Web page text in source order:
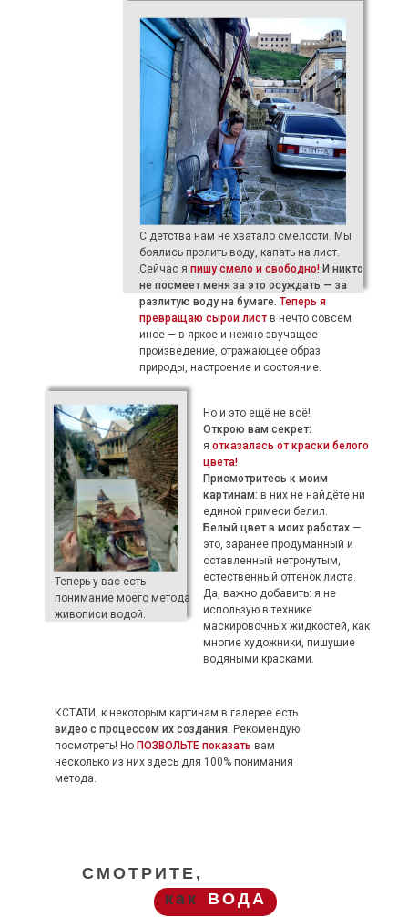
Но и это ещё не всё!
Открою вам секрет:
я отказалась от краски белого
цвета!
Присмотритесь к моим
картинам: в них не найдёте ни
единой примеси белил.
Белый цвет в моих работах —
это, заранее продуманный и
оставленный нетронутым,
естественный оттенок листа.
Да, важно добавить: я не
использую в технике
маскировочных жидкостей, как
многие художники, пишущие
водяными красками.
КСТАТИ, к некоторым картинам в галерее есть
видео с процессом их создания. Рекомендую
посмотреть! Но ПОЗВОЛЬТЕ показать вам
несколько из них здесь для 100% понимания
метода.
С детства нам не хватало смелости. Мы
боялись пролить воду, капать на лист.
Сейчас я пишу смело и свободно! И никто
не посмеет меня за это осуждать — за
разлитую воду на бумаге. Теперь я
превращаю сырой листв нечто совсем
иное — в яркое и нежно звучащее
произведение, отражающее образ
природы, настроение и состояние.
Теперь у вас есть
понимание моего метода
живописи водой.
СМОТРИТЕ,
ВОДА
как